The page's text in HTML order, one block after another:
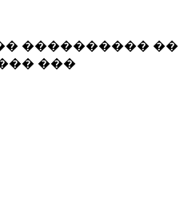
���������� ��
���